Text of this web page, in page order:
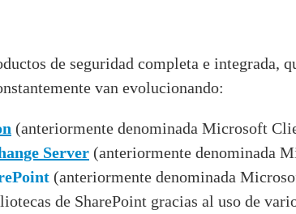
de seguridad completa e integrada,
van evolucionando:
(anteriormente denominada Microsoft
Server (anteriormente denominada
(anteriormente denominada
de SharePoint gracias al uso de